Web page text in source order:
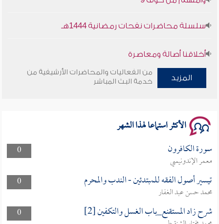
سلسلة محاضرات نفحات رمضانية 1444هـ
أخلاقنا أصالة ومعاصرة
وأمنهم من خوف 9
المزيد
من الفعاليات والمحاضرات الأرشيفية من
خدمة البث المباشر
الأكثر استماعا لهذا الشهر
0 سورة الكافرون
معمر الإندونيسي
0
تيسير أصول الفقه للمبتدئين - الندب والمحرم
محمد حسن عبد الغفار
0
شرح زاد المستقنع_باب الغسل والتكفين [2]